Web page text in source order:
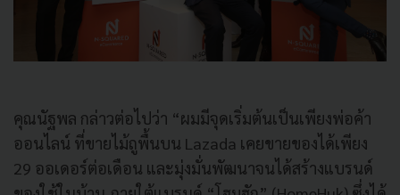
คุณนัฐพล กล่าวต่อไปว่า “ผมมีจุดเริ่มต้นเป็นเพียงพ่อค้า
ออนไลน์ ที่ขายไม้ถูพื้นบน Lazada เคยขายของได้เพียง
29 ออเดอร์ต่อเดือน และมุ่งมั่นพัฒนาจนได้สร้างแบรนด์